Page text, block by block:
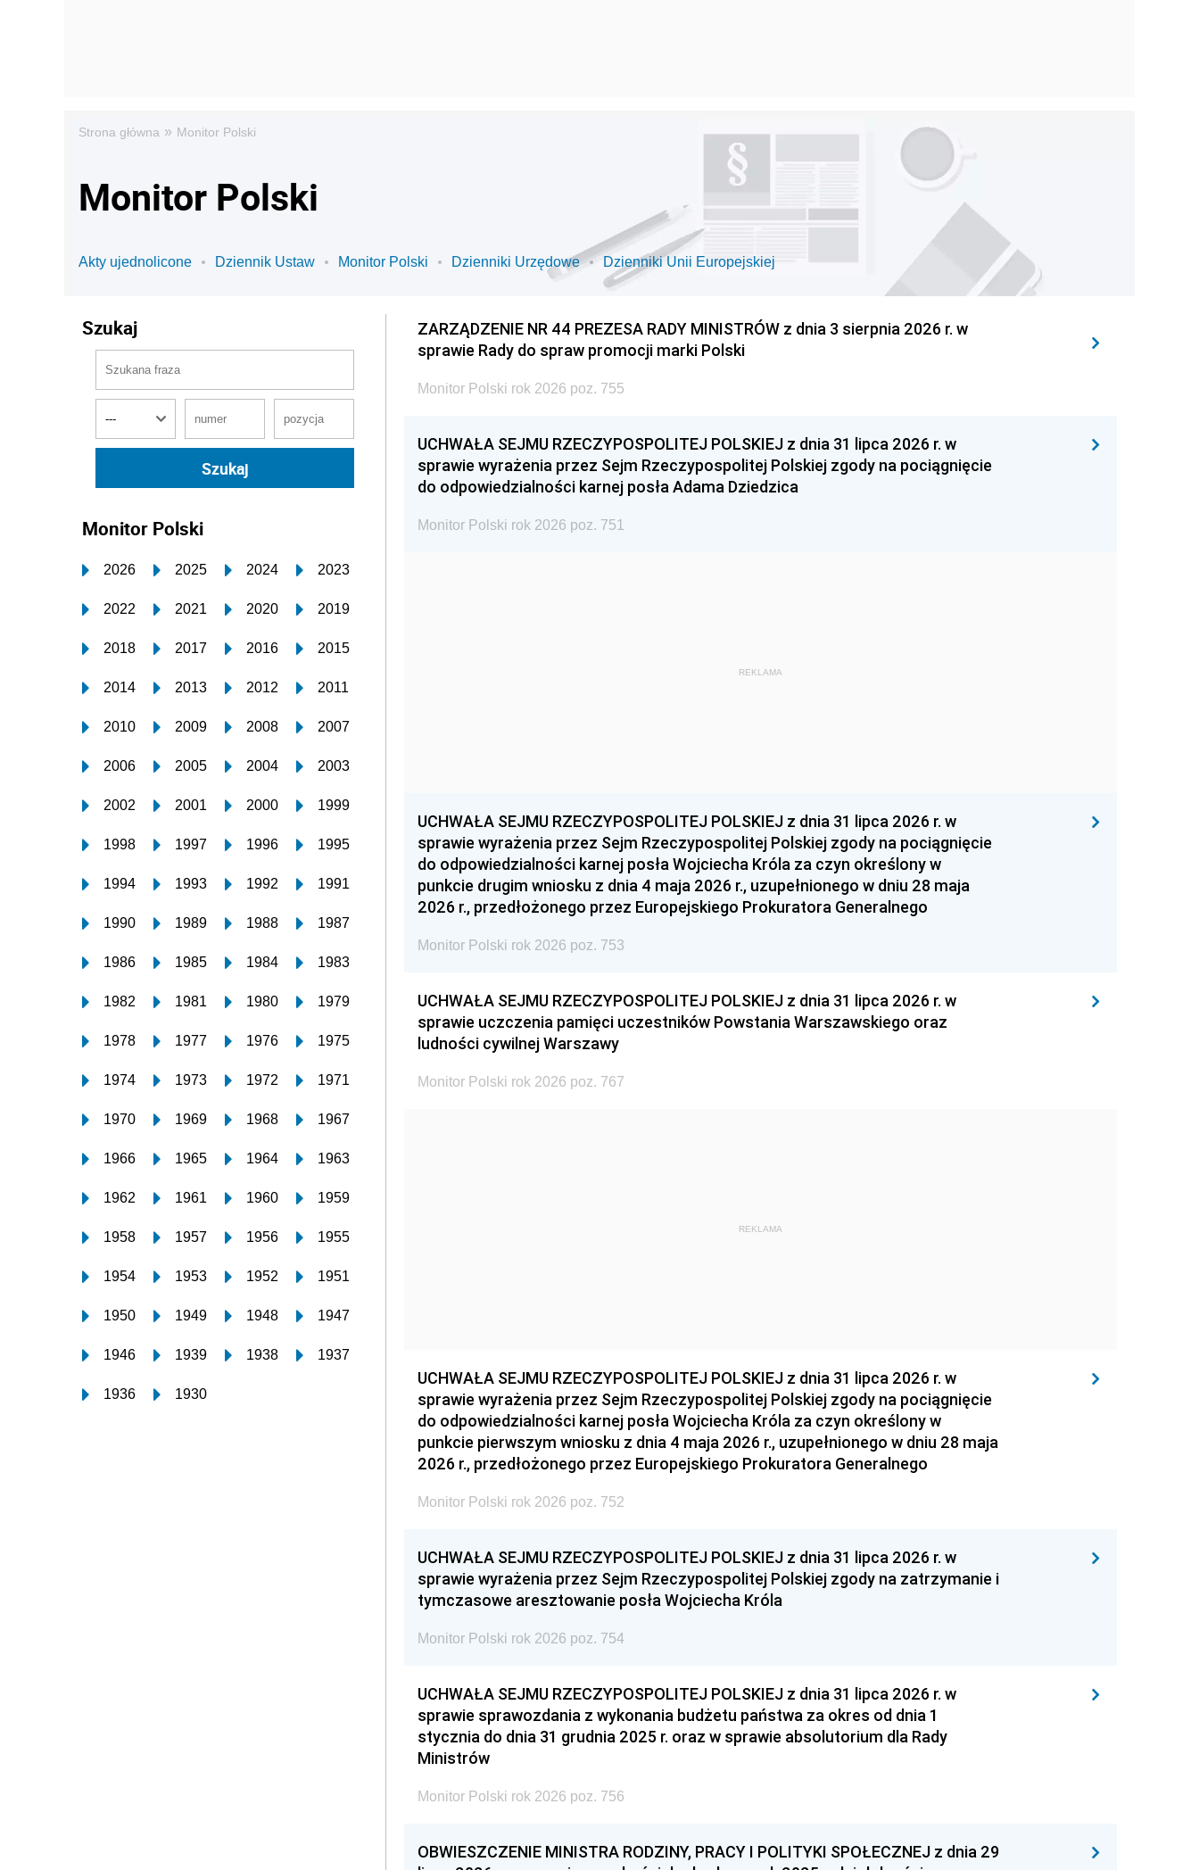
Strona główna » Monitor Polski
Monitor Polski
Akty ujednolicone Dziennik Ustaw Monitor Polski Dzienniki Urzędowe Dzienniki Unii Europejskiej
Szukaj
Monitor Polski
2026 2025 2024 2023
2022 2021 2020 2019
2018 2017 2016 2015
2014 2013 2012 2011
2010 2009 2008 2007
2006 2005 2004 2003
2002 2001 2000 1999
1998 1997 1996 1995
1994 1993 1992 1991
1990 1989 1988 1987
1986 1985 1984 1983
1982 1981 1980 1979
1978 1977 1976 1975
1974 1973 1972 1971
1970 1969 1968 1967
1966 1965 1964 1963
1962 1961 1960 1959
1958 1957 1956 1955
1954 1953 1952 1951
1950 1949 1948 1947
1946 1939 1938 1937
1936 1930
ZARZĄDZENIE NR 44 PREZESA RADY MINISTRÓW z dnia 3 sierpnia 2026 r. w
sprawie Rady do spraw promocji marki Polski
Monitor Polski rok 2026 poz. 755
UCHWAŁA SEJMU RZECZYPOSPOLITEJ POLSKIEJ z dnia 31 lipca 2026 r. w
sprawie wyrażenia przez Sejm Rzeczypospolitej Polskiej zgody na pociągnięcie
do odpowiedzialności karnej posła Adama Dziedzica
Monitor Polski rok 2026 poz. 751
REKLAMA
UCHWAŁA SEJMU RZECZYPOSPOLITEJ POLSKIEJ z dnia 31 lipca 2026 r. w
sprawie wyrażenia przez Sejm Rzeczypospolitej Polskiej zgody na pociągnięcie
do odpowiedzialności karnej posła Wojciecha Króla za czyn określony w
punkcie drugim wniosku z dnia 4 maja 2026 r., uzupełnionego w dniu 28 maja
2026 r., przedłożonego przez Europejskiego Prokuratora Generalnego
Monitor Polski rok 2026 poz. 753
UCHWAŁA SEJMU RZECZYPOSPOLITEJ POLSKIEJ z dnia 31 lipca 2026 r. w
sprawie uczczenia pamięci uczestników Powstania Warszawskiego oraz
ludności cywilnej Warszawy
Monitor Polski rok 2026 poz. 767
REKLAMA
UCHWAŁA SEJMU RZECZYPOSPOLITEJ POLSKIEJ z dnia 31 lipca 2026 r. w
sprawie wyrażenia przez Sejm Rzeczypospolitej Polskiej zgody na pociągnięcie
do odpowiedzialności karnej posła Wojciecha Króla za czyn określony w
punkcie pierwszym wniosku z dnia 4 maja 2026 r., uzupełnionego w dniu 28 maja
2026 r., przedłożonego przez Europejskiego Prokuratora Generalnego
Monitor Polski rok 2026 poz. 752
UCHWAŁA SEJMU RZECZYPOSPOLITEJ POLSKIEJ z dnia 31 lipca 2026 r. w
sprawie wyrażenia przez Sejm Rzeczypospolitej Polskiej zgody na zatrzymanie i
tymczasowe aresztowanie posła Wojciecha Króla
Monitor Polski rok 2026 poz. 754
UCHWAŁA SEJMU RZECZYPOSPOLITEJ POLSKIEJ z dnia 31 lipca 2026 r. w
sprawie sprawozdania z wykonania budżetu państwa za okres od dnia 1
stycznia do dnia 31 grudnia 2025 r. oraz w sprawie absolutorium dla Rady
Ministrów
Monitor Polski rok 2026 poz. 756
OBWIESZCZENIE MINISTRA RODZINY, PRACY I POLITYKI SPOŁECZNEJ z dnia 29